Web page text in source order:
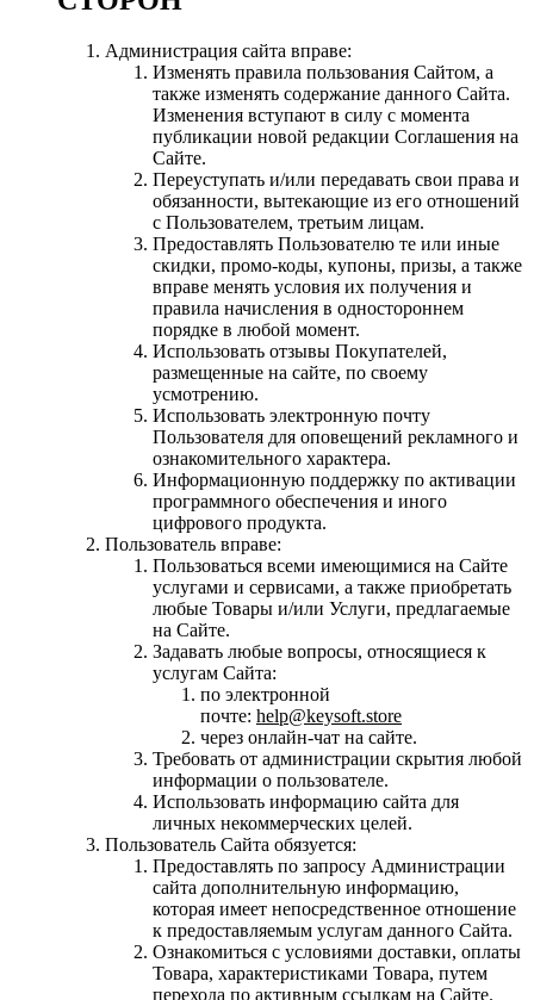
Администрация сайта вправе:
Изменять правила пользования Сайтом, а
также изменять содержание данного Сайта.
Изменения вступают в силу с момента
публикации новой редакции Соглашения на
Сайте.
Переуступать и/или передавать свои права и
обязанности, вытекающие из его отношений
с Пользователем, третьим лицам.
Предоставлять Пользователю те или иные
скидки, промо-коды, купоны, призы, а также
вправе менять условия их получения и
правила начисления в одностороннем
порядке в любой момент.
Использовать отзывы Покупателей,
размещенные на сайте, по своему
усмотрению.
Использовать электронную почту
Пользователя для оповещений рекламного и
ознакомительного характера.
Информационную поддержку по активации
программного обеспечения и иного
цифрового продукта.
Пользователь вправе:
Пользоваться всеми имеющимися на Сайте
услугами и сервисами, а также приобретать
любые Товары и/или Услуги, предлагаемые
на Сайте.
Задавать любые вопросы, относящиеся к
услугам Сайта:
по электронной
почте: help@keysoft.store
через онлайн-чат на сайте.
Требовать от администрации скрытия любой
информации о пользователе.
Использовать информацию сайта для
личных некоммерческих целей.
Пользователь Сайта обязуется:
Предоставлять по запросу Администрации
сайта дополнительную информацию,
которая имеет непосредственное отношение
к предоставляемым услугам данного Сайта.
Ознакомиться с условиями доставки, оплаты
Товара, характеристиками Товара, путем
перехода по активным ссылкам на Сайте.